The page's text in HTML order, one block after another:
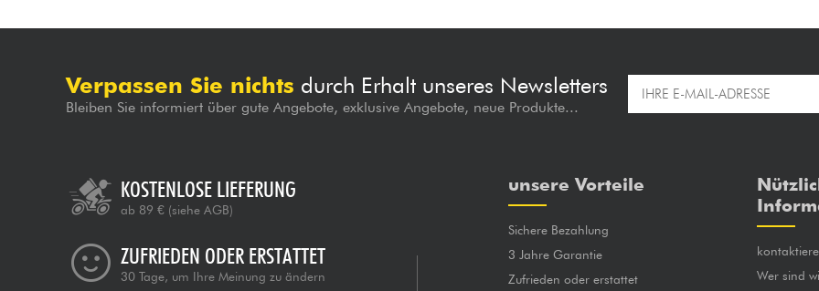
Verpassen Sie nichts durch Erhalt unseres Newsletters
Bleiben Sie informiert über gute Angebote, exklusive Angebote, neue Produkte...
KOSTENLOSE LIEFERUNG
ab 89 € (siehe AGB)
ZUFRIEDEN ODER ERSTATTET
30 Tage, um Ihre Meinung zu ändern
unsere Vorteile
Sichere Bezahlung
3 Jahre Garantie
Zufrieden oder erstattet
Wer sind